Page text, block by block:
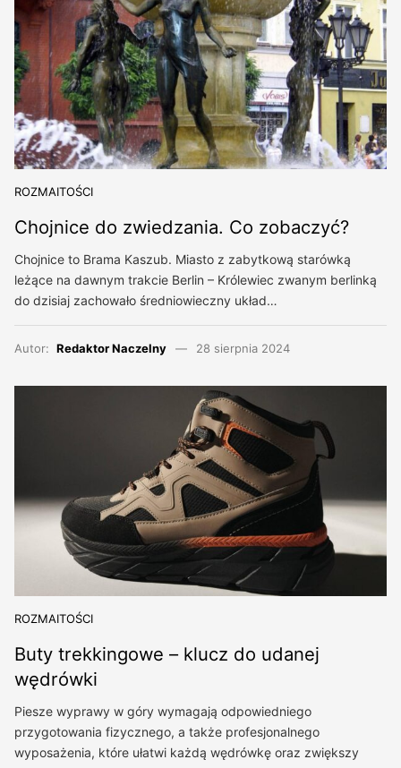
ROZMAITOŚCI
Chojnice do zwiedzania. Co zobaczyć?
Chojnice to Brama Kaszub. Miasto z zabytkową starówką
leżące na dawnym trakcie Berlin – Królewiec zwanym berlinką
do dzisiaj zachowało średniowieczny układ…
Autor: Redaktor Naczelny 28 sierpnia 2024
ROZMAITOŚCI
Buty trekkingowe – klucz do udanej
wędrówki
Piesze wyprawy w góry wymagają odpowiedniego
przygotowania fizycznego, a także profesjonalnego
wyposażenia, które ułatwi każdą wędrówkę oraz zwiększy